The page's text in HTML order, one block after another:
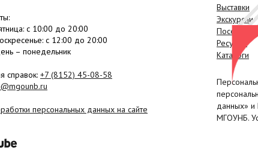
: с 10:00 до 20:00
оскресенье: c 12:00 до 20:00
– понедельник
справок: +7 (8152) 45-08-58
персональных данных на сайте
Выставки
Экскурсии
Ресурсы
Каталоги
данных» и
МГОУНБ.